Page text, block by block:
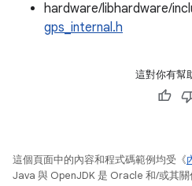
hardware/libhardware/
gps_internal.h
這對你有幫
這個頁面中的內容和程式碼範例均受《
Java 與 OpenJDK 是 Oracle 和/或其關